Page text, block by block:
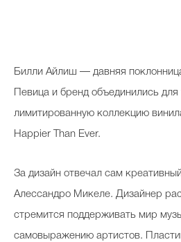
Билли Айлиш — давняя
Певица и бренд объединились для
лимитированную коллекцию
Happier Than Ever.
За дизайн отвечал сам
Алессандро Микеле. Дизайнер
стремится поддерживать мир
самовыражению артистов.